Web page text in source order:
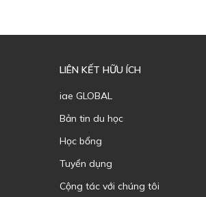
LIÊN KẾT HỮU ÍCH
iae GLOBAL
Bản tin du học
Học bổng
Tuyển dụng
Cộng tác với chúng tôi